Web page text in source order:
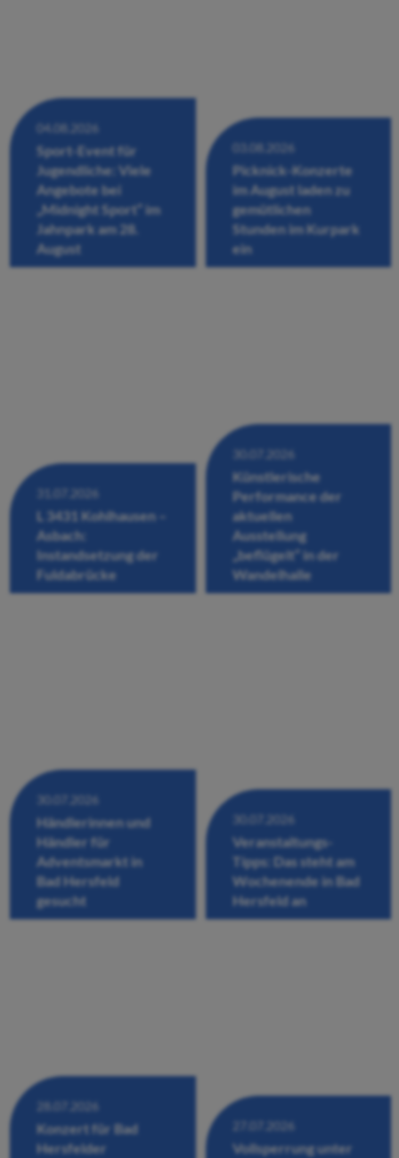
04.08.2026
Sport-Event für
Jugendliche: Viele
Angebote bei
„Midnight Sport“ im
Jahnpark am 28.
August
03.08.2026
Picknick-Konzerte
im August laden zu
gemütlichen
Stunden im Kurpark
ein
31.07.2026
L 3431 Kohlhausen –
Asbach:
Instandsetzung der
Fuldabrücke
30.07.2026
Künstlerische
Performance der
aktuellen
Ausstellung
„beflügelt“ in der
Wandelhalle
30.07.2026
Händlerinnen und
Händler für
Adventsmarkt in
Bad Hersfeld
gesucht
30.07.2026
Veranstaltungs-
Tipps: Das steht am
Wochenende in Bad
Hersfeld an
28.07.2026
Konzert für Bad
Hersfelder
27.07.2026
Vollsperrung unter